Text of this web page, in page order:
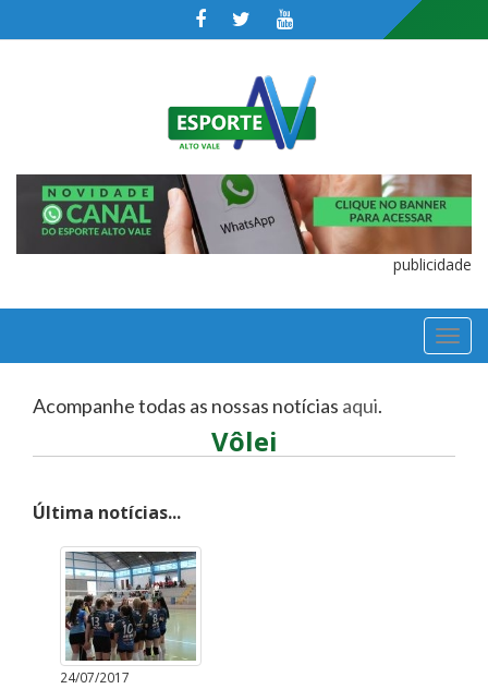
publicidade
Acompanhe todas as nossas notícias aqui.
Vôlei
Última notícias...
24/07/2017